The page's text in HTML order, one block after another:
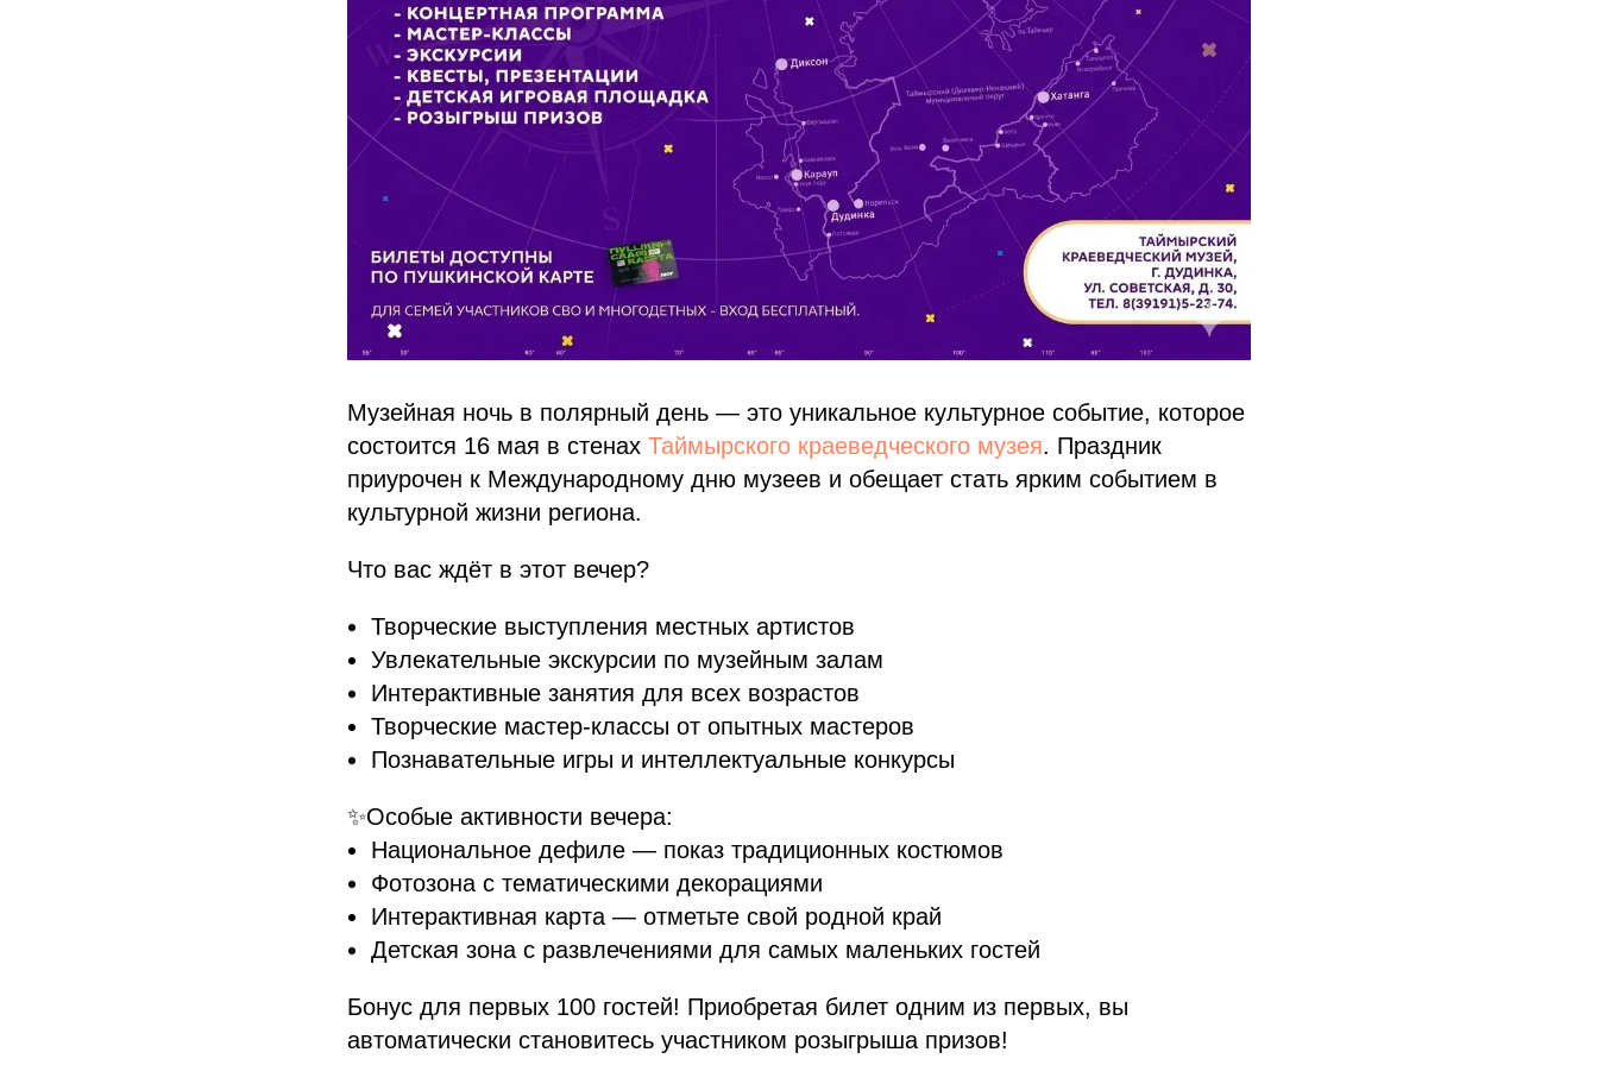
Музейная ночь в полярный день — это уникальное культурное событие, которое
состоится 16 мая в стенах Таймырского краеведческого музея. Праздник
приурочен к Международному дню музеев и обещает стать ярким событием в
культурной жизни региона.
Что вас ждёт в этот вечер?
Творческие выступления местных артистов
Увлекательные экскурсии по музейным залам
Интерактивные занятия для всех возрастов
Творческие мастер-классы от опытных мастеров
Познавательные игры и интеллектуальные конкурсы
✨Особые активности вечера:
Национальное дефиле — показ традиционных костюмов
Фотозона с тематическими декорациями
Интерактивная карта — отметьте свой родной край
Детская зона с развлечениями для самых маленьких гостей
Бонус для первых 100 гостей! Приобретая билет одним из первых, вы
автоматически становитесь участником розыгрыша призов!